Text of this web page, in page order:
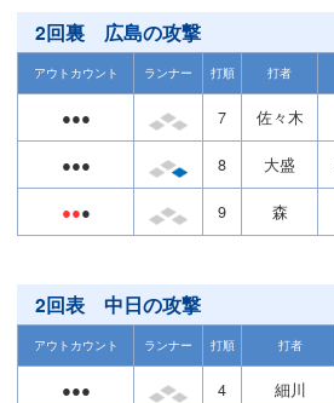
2回裏 広島の攻撃
アウトカウント ランナー 打順 打者
●●● 7 佐々木
●●● 8 大盛
●●● 9 森
2回表 中日の攻撃
アウトカウント ランナー 打順 打者
●●● 4 細川